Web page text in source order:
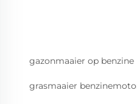
gazonmaaier op benzine
grasmaaier